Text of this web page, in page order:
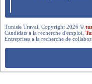
Tunisie Travail Copyright 2026 ©
Candidats a la recherche d'emploi,
Entreprises a la recherche de